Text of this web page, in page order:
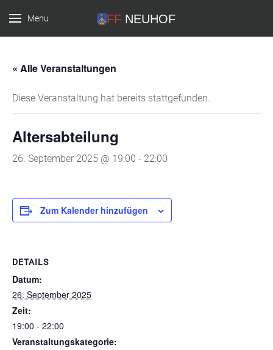
Menu
« Alle Veranstaltungen
Diese Veranstaltung hat bereits stattgefunden.
Altersabteilung
26. September 2025 @ 19:00 - 22:00
Zum Kalender hinzufügen
DETAILS
Datum:
26. September 2025
Zeit:
19:00 - 22:00
Veranstaltungskategorie: